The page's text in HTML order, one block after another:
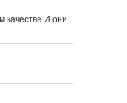
человеком
качестве.И они